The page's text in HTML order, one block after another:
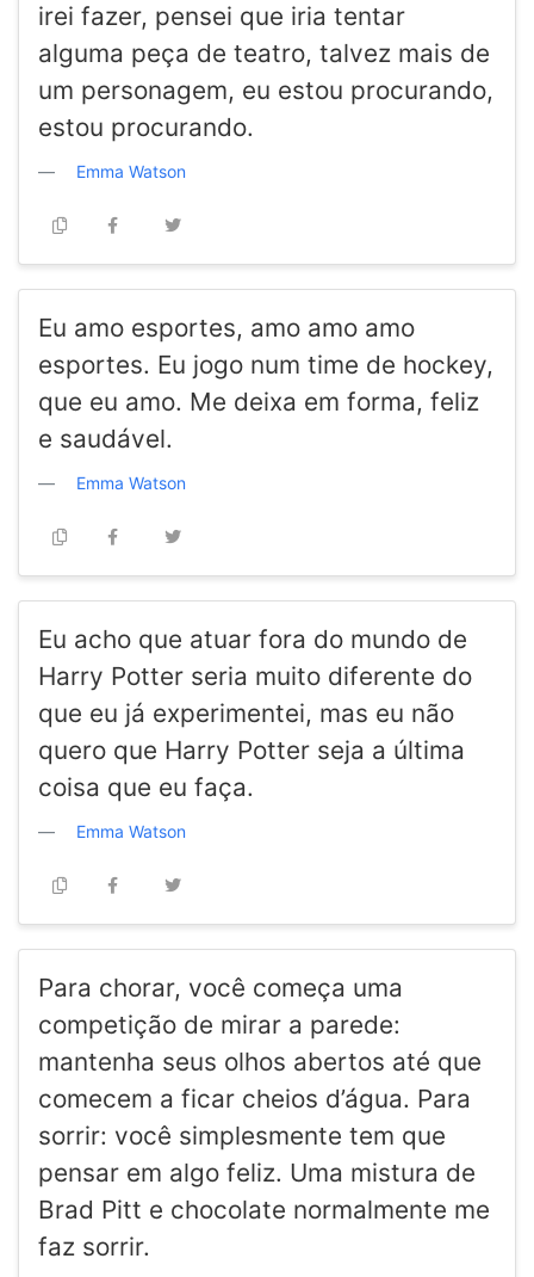
irei fazer, pensei que iria tentar
alguma peça de teatro, talvez mais de
um personagem, eu estou procurando,
estou procurando.
Emma Watson
Eu amo esportes, amo amo amo
esportes. Eu jogo num time de hockey,
que eu amo. Me deixa em forma, feliz
e saudável.
Emma Watson
Eu acho que atuar fora do mundo de
Harry Potter seria muito diferente do
que eu já experimentei, mas eu não
quero que Harry Potter seja a última
coisa que eu faça.
Emma Watson
Para chorar, você começa uma
competição de mirar a parede:
mantenha seus olhos abertos até que
comecem a ficar cheios d’água. Para
sorrir: você simplesmente tem que
pensar em algo feliz. Uma mistura de
Brad Pitt e chocolate normalmente me
faz sorrir.